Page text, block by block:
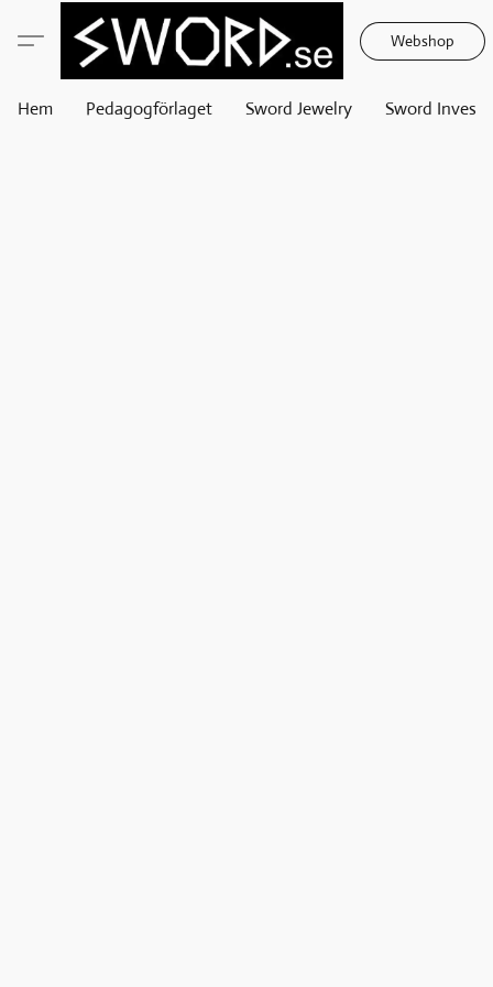
Webshop
Hem Pedagogförlaget Sword Jewelry Sword Invest